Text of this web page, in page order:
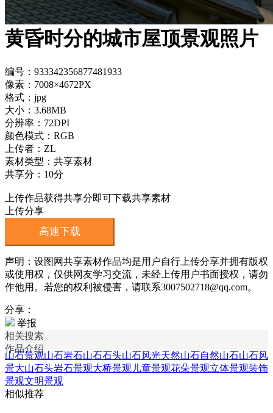
黄昏时分的城市屋顶景观照片
编号：933342356877481933
像素：7008×4672PX
格式：jpg
大小：3.68MB
分辨率：72DPI
颜色模式：RGB
上传者：ZL
素材类型：共享素材
共享分：10分
上传作品获得共享分即可下载共享素材
上传分享
高速下载
声明：设图网共享素材作品均是用户自行上传分享并拥有版权
或使用权，仅供网友学习交流，未经上传用户书面授权，请勿
作他用。若您的权利被侵害，请联系3007502718@qq.com。
分享：
举报
相关搜索
作品介绍
山石景观山石岩石山石石头山石风光天然山石自然山石山石风
景大山石头岩石景观大桥景观 儿童景观花朵景观立体景观装饰
景观文明景观
相似推荐